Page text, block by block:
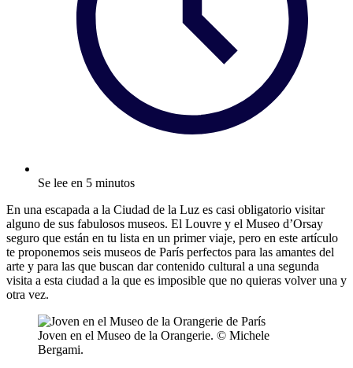
Se lee en 5 minutos
En una escapada a la Ciudad de la Luz es casi obligatorio visitar
alguno de sus fabulosos museos. El Louvre y el Museo d’Orsay
seguro que están en tu lista en un primer viaje, pero en este artículo
te proponemos seis museos de París perfectos para las amantes del
arte y para las que buscan dar contenido cultural a una segunda
visita a esta ciudad a la que es imposible que no quieras volver una y
otra vez.
Joven en el Museo de la Orangerie. © Michele
Bergami.